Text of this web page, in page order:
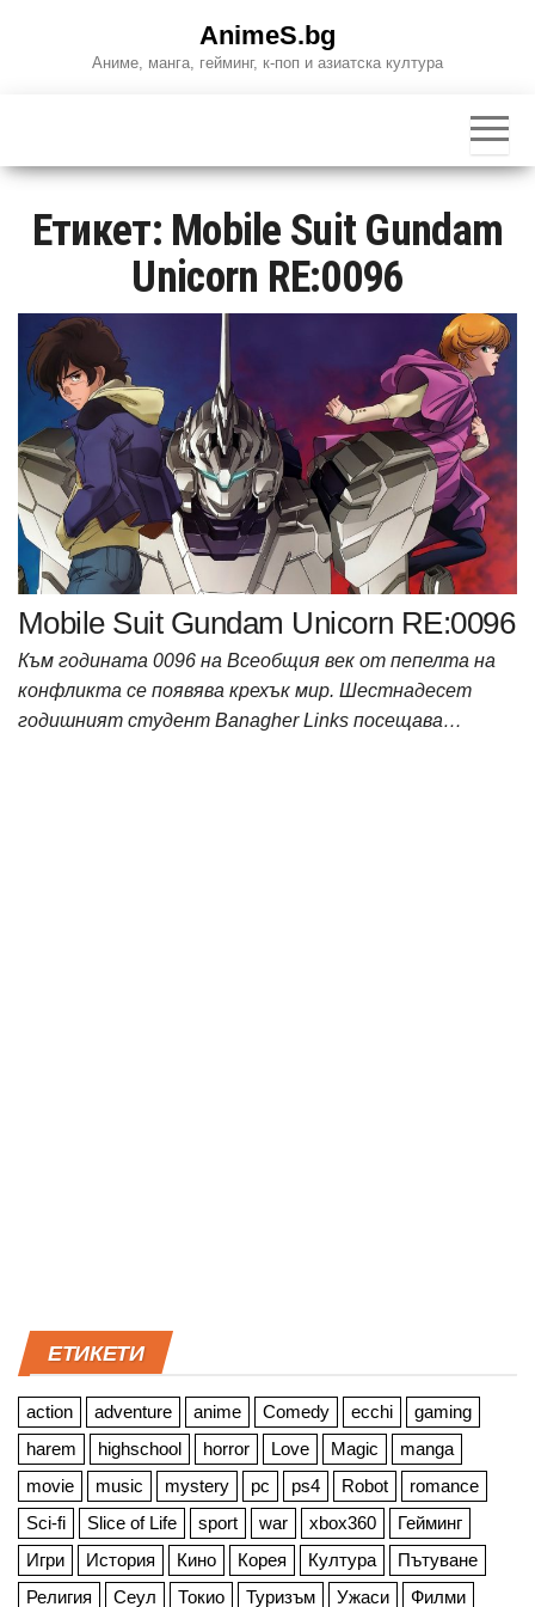
AnimeS.bg
Аниме, манга, гейминг, к-поп и азиатска култура
Етикет: Mobile Suit Gundam
Unicorn RE:0096
Mobile Suit Gundam Unicorn RE:0096
Към годината 0096 на Всеобщия век от пепелта на
конфликта се появява крехък мир. Шестнадесет
годишният студент Banagher Links посещава…
ЕТИКЕТИ
action adventure anime Comedy ecchi
gaming
harem
highschool horror Love Magic
manga
movie
music mystery pc ps4 Robot
romance
Sci-fi
Slice of Life sport war xbox360
Гейминг
Игри
История Кино Корея Култура
Пътуване
Религия
Сеул Токио Туризъм Ужаси Филми